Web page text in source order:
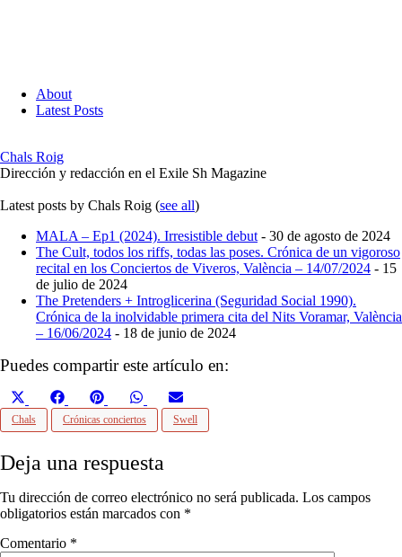
About
Latest Posts
Chals Roig
Dirección y redacción en el Exile Sh Magazine
Latest posts by Chals Roig (see all)
MALA – Ep1 (2024). Irresistible debut - 30 de agosto de 2024
The Cult, todos los riffs, todas las poses. Crónica de un vigoroso
recital en los Conciertos de Viveros, València – 14/07/2024 - 15
de julio de 2024
The Pretenders + Introglicerina (Seguridad Social 1990).
Crónica de la inolvidable primera cita del Nits Voramar, València
– 16/06/2024 - 18 de junio de 2024
Puedes compartir este artículo en:
Compartir
en
X
Compartir
en
Facebook
Compartir
en
Pinterest
Compartir
en
WhatsApp
en
Email
Chals Crónicas conciertos Swell
Deja una respuesta
Tu dirección de correo electrónico no será publicada. Los campos
obligatorios están marcados con *
Comentario *